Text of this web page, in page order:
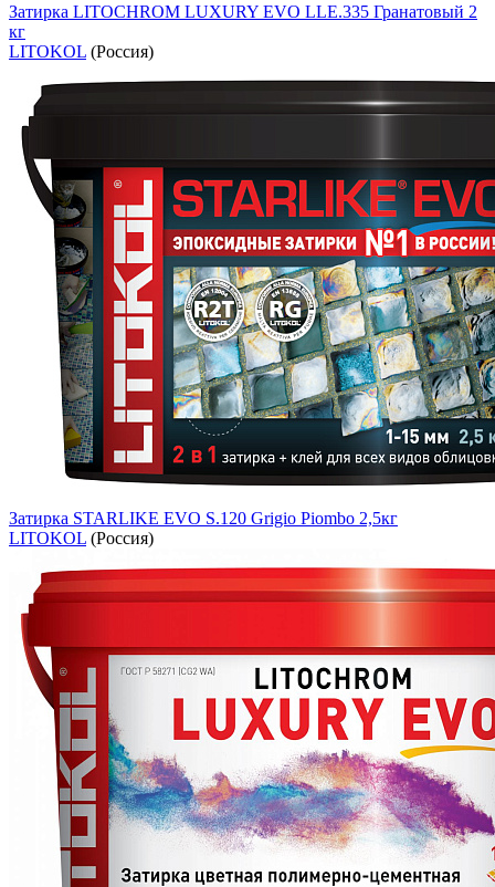
Затирка LITOCHROM LUXURY EVO LLE.335 Гранатовый 2
кг
LITOKOL (Россия)
Затирка STARLIKE EVO S.120 Grigio Piombo 2,5кг
LITOKOL (Россия)